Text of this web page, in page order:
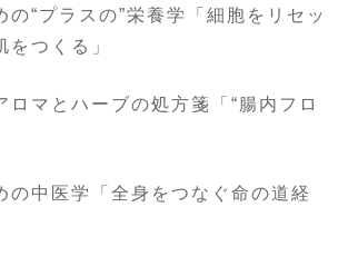
の“プラスの”栄養学「細胞をリセッ
をつくる」
ロマとハーブの処方箋「“腸内フロ
の中医学「全身をつなぐ命の道経